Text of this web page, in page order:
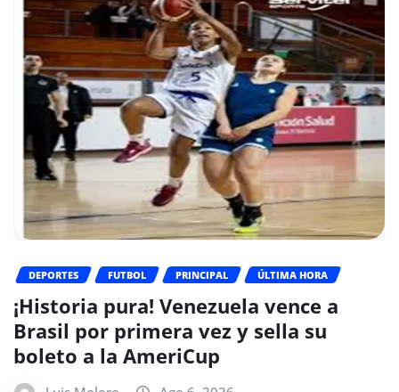
DEPORTES FUTBOL PRINCIPAL ÚLTIMA HORA
¡Historia pura! Venezuela vence a
Brasil por primera vez y sella su
boleto a la AmeriCup